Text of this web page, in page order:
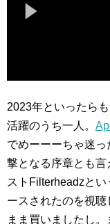
2023年といったら
活躍のうち一人。
でめーーーちゃ迷
撃となる序章とも
ストFilterheadzと
ースされたのを視
まま買いましたし